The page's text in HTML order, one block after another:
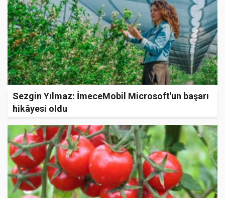
Sezgin Yılmaz: İmeceMobil Microsoft'un başarı
hikâyesi oldu